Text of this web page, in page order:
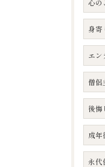
心の
身寄
エン
僧侶
後悔
成年
永代